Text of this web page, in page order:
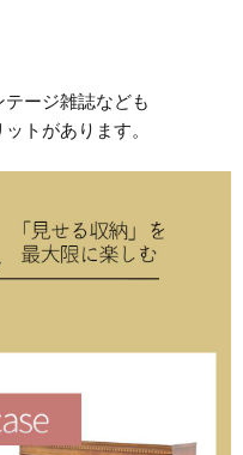
ージ雑誌なども
トがあります。